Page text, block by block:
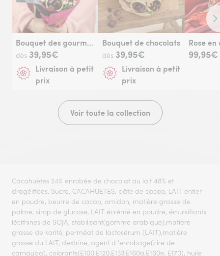
Bouquet des gourmands
dès 39,95€
Livraison à petit
prix
Bouquet de chocolats
dès 39,95€
Livraison à petit
prix
Rose en
99,95€
Voir toute la collection
Cacahuètes 24% enrobée de chocolat au lait 48% et
dragéifiées. Sucre, CACAHUETES, pâte de cacao, LAIT entier
en poudre, beurre de cacao, amidon, matière grasse de
palme, sirop de glucose, LAIT écrémé en poudre, émulsifiants:
lécithines de SOJA, stabilisant(gomme arabique),matière
grasse de karité, perméat de lactosérum (LAIT),matière
grasse du LAIT, dextrine, agent d 'enrobage(cire de
carnauba), colorants(E100,E120,E133,E160a,E160e, E170), huile